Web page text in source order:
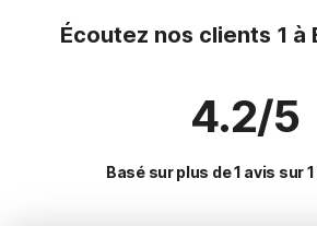
Écoutez nos clients 1 à
4.2/5
Basé sur plus de 1 avis sur